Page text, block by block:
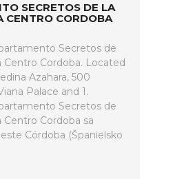
SECRETOS DE LA
CENTRO CORDOBA
Secretos de
Centro Cordoba. Located
Azahara, 500
Palace and 1.
Secretos de
Centro Cordoba sa
Córdoba (Španielsko